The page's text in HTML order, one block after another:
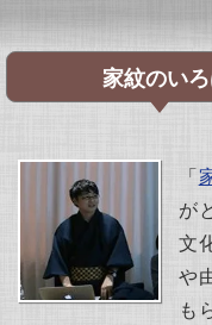
家紋のい
「
が
文
や
も